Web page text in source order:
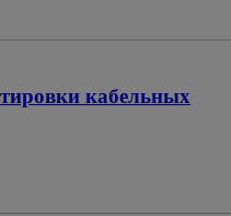
кабельных